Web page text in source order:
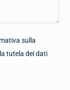
sulla
tutela dei dati